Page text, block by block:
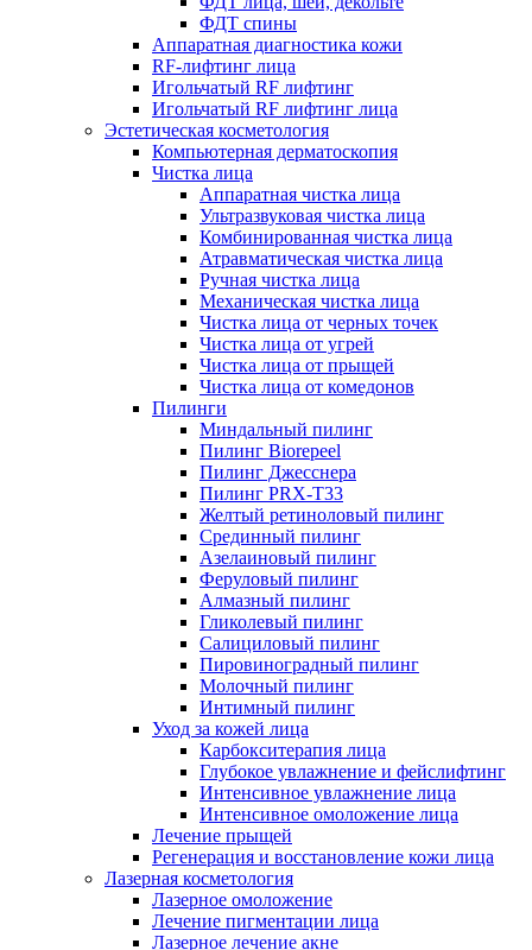
ФДТ спины
Аппаратная диагностика кожи
RF-лифтинг лица
Игольчатый RF лифтинг
Игольчатый RF лифтинг лица
Эстетическая косметология
Компьютерная дерматоскопия
Чистка лица
Аппаратная чистка лица
Ультразвуковая чистка лица
Комбинированная чистка лица
Атравматическая чистка лица
Ручная чистка лица
Механическая чистка лица
Чистка лица от черных точек
Чистка лица от угрей
Чистка лица от прыщей
Чистка лица от комедонов
Пилинги
Миндальный пилинг
Пилинг Biorepeel
Пилинг Джесснера
Пилинг PRX-T33
Желтый ретиноловый пилинг
Срединный пилинг
Азелаиновый пилинг
Феруловый пилинг
Алмазный пилинг
Гликолевый пилинг
Салициловый пилинг
Пировиноградный пилинг
Молочный пилинг
Интимный пилинг
Уход за кожей лица
Карбокситерапия лица
Глубокое увлажнение и фейслифтинг
Интенсивное увлажнение лица
Интенсивное омоложение лица
Лечение прыщей
Регенерация и восстановление кожи лица
Лазерная косметология
Лазерное омоложение
Лечение пигментации лица
Лазерное лечение акне